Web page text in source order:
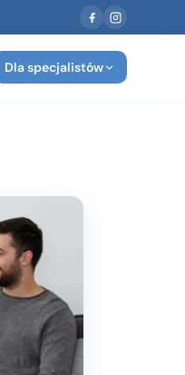
Dla specjalistów